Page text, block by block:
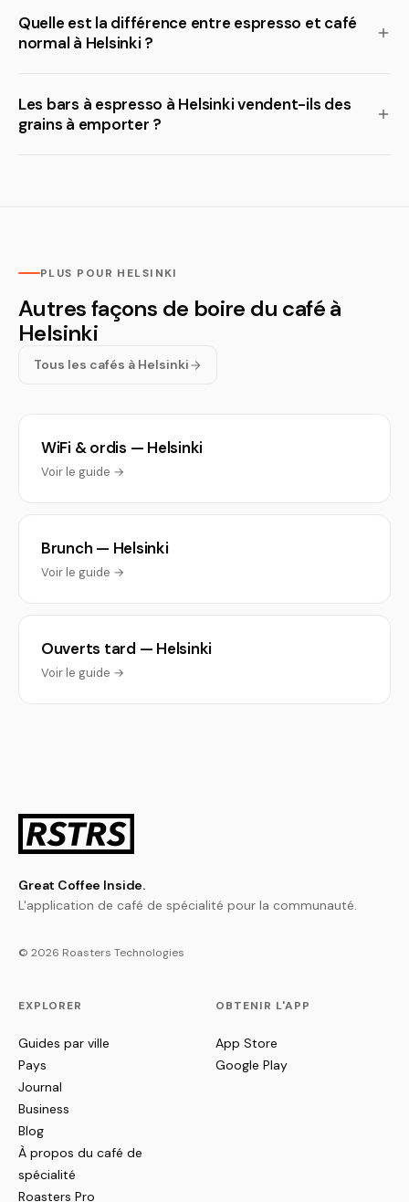
Quelle est la différence entre espresso et café
normal à Helsinki ?
Les bars à espresso à Helsinki vendent-ils des
grains à emporter ?
PLUS POUR HELSINKI
Autres façons de boire du café à
Helsinki
Tous les cafés à Helsinki
WiFi & ordis — Helsinki
Voir le guide →
Brunch — Helsinki
Voir le guide →
Ouverts tard — Helsinki
Voir le guide →
Great Coffee Inside.
L'application de café de spécialité pour la communauté.
© 2026 Roasters Technologies
EXPLORER
Guides par ville
Pays
Journal
Business
Blog
À propos du café de
spécialité
Roasters Pro
OBTENIR L'APP
App Store
Google Play